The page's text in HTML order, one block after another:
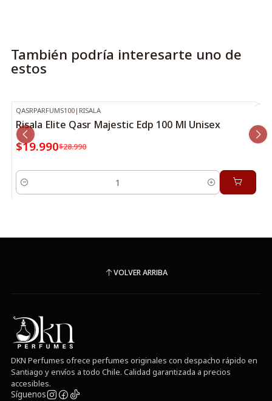
También podría interesarte uno de
estos
-31%OFF
QASRPARFUMS100 | RISALA
Risala Elite Qasr Majestic Edp 100 Ml Unisex
$19.990$28.990
Cantidad
VOLVER ARRIBA
DKN Perfumes ofrece perfumes originales con despacho rápido en
Santiago y envíos a todo Chile. Calidad garantizada a precios
accesibles.
Síguenos